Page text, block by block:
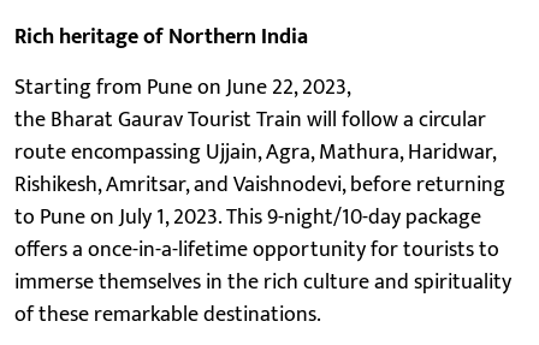
Rich heritage of Northern India
Starting from Pune on June 22, 2023,
the Bharat Gaurav Tourist Train will follow a circular
route encompassing Ujjain, Agra, Mathura, Haridwar,
Rishikesh, Amritsar, and Vaishnodevi, before returning
to Pune on July 1, 2023. This 9-night/10-day package
offers a once-in-a-lifetime opportunity for tourists to
immerse themselves in the rich culture and spirituality
of these remarkable destinations.